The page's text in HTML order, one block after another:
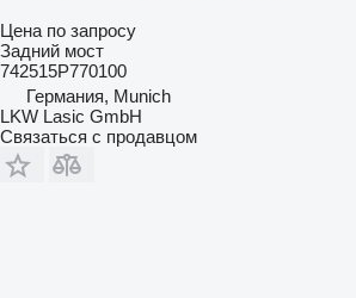
Цена по запросу
Задний мост
742515P770100
Германия, Munich
LKW Lasic GmbH
Связаться с продавцом